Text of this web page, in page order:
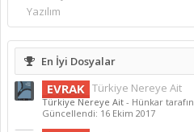
Yazılım
En İyi Dosyalar
EVRAK Türkiye Nereye Ait
Türkiye Nereye Ait - Hünkar
Güncellendi: 16 Ekim 2017